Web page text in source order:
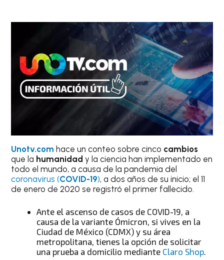
Unotv.com hace un conteo sobre cinco cambios
que la humanidad y la ciencia han implementado en
todo el mundo, a causa de la pandemia del
coronavirus (COVID-19), a dos años de su inicio; el 11
de enero de 2020 se registró el primer fallecido.
Ante el ascenso de casos de COVID-19, a
causa de la variante Ómicron, si vives en la
Ciudad de México (CDMX) y su área
metropolitana, tienes la opción de solicitar
una prueba a domicilio mediante Claro Shop.